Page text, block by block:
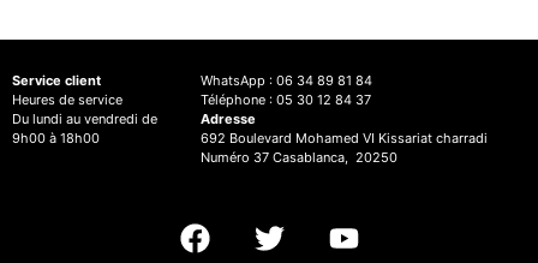
Service client
Heures de service
Du lundi au vendredi de
9h00 à 18h00
WhatsApp : 06 34 89 81 84
Téléphone : 05 30 12 84 37
Adresse
692 Boulevard Mohamed VI Kissariat charradi
Numéro 37 Casablanca, 20250